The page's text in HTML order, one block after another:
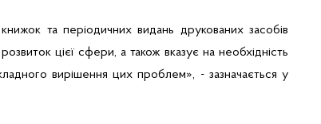
та періодичних видань друкованих засобів
цієї сфери, а також вказує на необхідність
вирішення цих проблем», - зазначається у